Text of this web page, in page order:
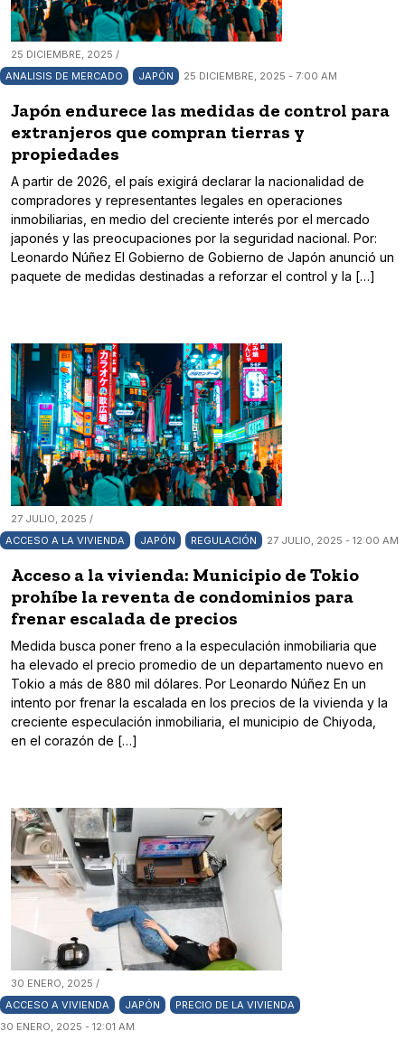
25 DICIEMBRE, 2025 /
ANALISIS DE MERCADO
JAPÓN 25 DICIEMBRE, 2025 - 7:00 AM
Japón endurece las medidas de control para
extranjeros que compran tierras y
propiedades
A partir de 2026, el país exigirá declarar la nacionalidad de
compradores y representantes legales en operaciones
inmobiliarias, en medio del creciente interés por el mercado
japonés y las preocupaciones por la seguridad nacional. Por:
Leonardo Núñez El Gobierno de Gobierno de Japón anunció un
paquete de medidas destinadas a reforzar el control y la […]
27 JULIO, 2025 /
ACCESO A LA VIVIENDA
JAPÓN REGULACIÓN 27 JULIO, 2025 - 12:00 AM
Acceso a la vivienda: Municipio de Tokio
prohíbe la reventa de condominios para
frenar escalada de precios
Medida busca poner freno a la especulación inmobiliaria que
ha elevado el precio promedio de un departamento nuevo en
Tokio a más de 880 mil dólares. Por Leonardo Núñez En un
intento por frenar la escalada en los precios de la vivienda y la
creciente especulación inmobiliaria, el municipio de Chiyoda,
en el corazón de […]
30 ENERO, 2025 /
ACCESO A VIVIENDA
JAPÓN
PRECIO DE LA VIVIENDA
30 ENERO, 2025 - 12:01 AM